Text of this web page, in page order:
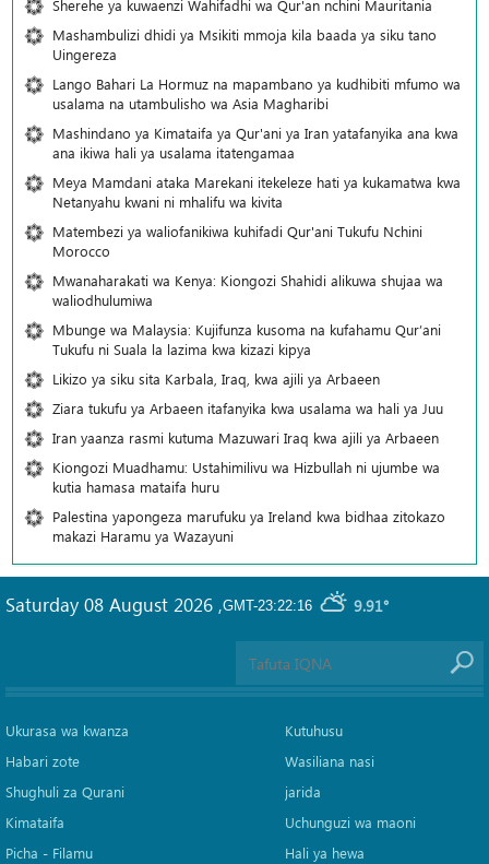
Sherehe ya kuwaenzi Wahifadhi wa Qur'an nchini Mauritania
Mashambulizi dhidi ya Msikiti mmoja kila baada ya siku tano
Uingereza
Lango Bahari La Hormuz na mapambano ya kudhibiti mfumo wa
usalama na utambulisho wa Asia Magharibi
Mashindano ya Kimataifa ya Qur'ani ya Iran yatafanyika ana kwa
ana ikiwa hali ya usalama itatengamaa
Meya Mamdani ataka Marekani itekeleze hati ya kukamatwa kwa
Netanyahu kwani ni mhalifu wa kivita
Matembezi ya waliofanikiwa kuhifadi Qur'ani Tukufu Nchini
Morocco
Mwanaharakati wa Kenya: Kiongozi Shahidi alikuwa shujaa wa
waliodhulumiwa
Mbunge wa Malaysia: Kujifunza kusoma na kufahamu Qur’ani
Tukufu ni Suala la lazima kwa kizazi kipya
Likizo ya siku sita Karbala, Iraq, kwa ajili ya Arbaeen
Ziara tukufu ya Arbaeen itafanyika kwa usalama wa hali ya Juu
Iran yaanza rasmi kutuma Mazuwari Iraq kwa ajili ya Arbaeen
Kiongozi Muadhamu: Ustahimilivu wa Hizbullah ni ujumbe wa
kutia hamasa mataifa huru
Palestina yapongeza marufuku ya Ireland kwa bidhaa zitokazo
makazi Haramu ya Wazayuni
GMT-23:22:16 9.91°
Saturday 08 August 2026 ,
Ukurasa wa kwanza
Habari zote
Shughuli za Qurani
Kimataifa
Picha‎ - Filamu‎
Kutuhusu
Wasiliana nasi
jarida
Uchunguzi wa maoni
Hali ya hewa